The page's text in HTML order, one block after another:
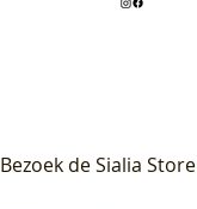
Bezoek de Sialia Store